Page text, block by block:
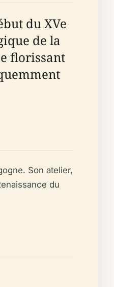
du XVe
de la
florissant
Son atelier,
du